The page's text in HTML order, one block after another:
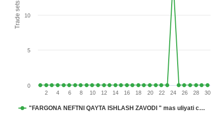
Trade sets
"FARGONA NEFTNI QAYTA ISHLASH ZAVODI " mas uliyati c…
2 4 6 8 10 12 14 16 18 20 22 24 26 28 30
0
5
10